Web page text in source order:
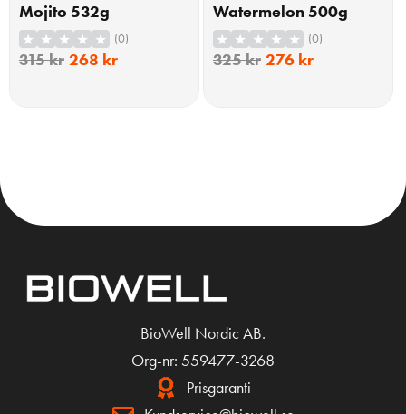
Mojito 532g
(0)
315kr 268 kr
Watermelon 500g
(0)
325kr 276 kr
BioWell Nordic AB.
Org-nr: 559477-3268
Prisgaranti